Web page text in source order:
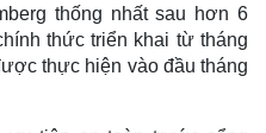
thống nhất sau hơn 6
thức triển khai từ tháng
thực hiện vào đầu tháng